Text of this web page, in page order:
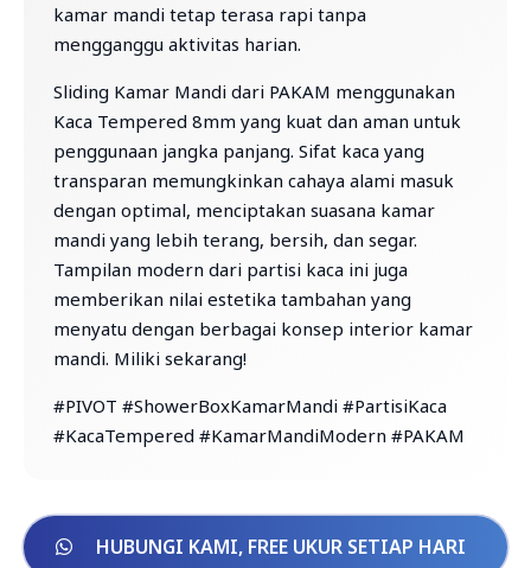
kamar mandi tetap terasa rapi tanpa
mengganggu aktivitas harian.
Sliding Kamar Mandi dari PAKAM menggunakan
Kaca Tempered 8mm yang kuat dan aman untuk
penggunaan jangka panjang. Sifat kaca yang
transparan memungkinkan cahaya alami masuk
dengan optimal, menciptakan suasana kamar
mandi yang lebih terang, bersih, dan segar.
Tampilan modern dari partisi kaca ini juga
memberikan nilai estetika tambahan yang
menyatu dengan berbagai konsep interior kamar
mandi. Miliki sekarang!
#PIVOT #ShowerBoxKamarMandi #PartisiKaca
#KacaTempered #KamarMandiModern #PAKAM
HUBUNGI KAMI, FREE UKUR SETIAP HARI